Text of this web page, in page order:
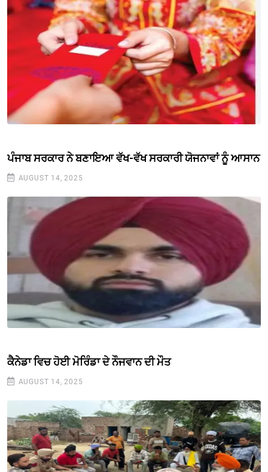
ਪੰਜਾਬ ਸਰਕਾਰ ਨੇ ਬਣਾਇਆ ਵੱਖ-ਵੱਖ ਸਰਕਾਰੀ ਯੋਜਨਾਵਾਂ ਨੂੰ ਆਸਾਨ
AUGUST 14, 2025
ਕੈਨੇਡਾ ਵਿਚ ਹੋਈ ਮੋਰਿੰਡਾ ਦੇ ਨੌਜਵਾਨ ਦੀ ਮੌਤ
AUGUST 14, 2025